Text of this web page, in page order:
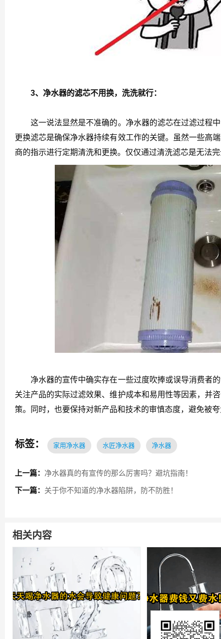
3、净水器的滤芯不用换，洗洗就行：
这一说法显然是不准确的。净水器的滤芯在过滤过程中
更换滤芯是确保净水器持续有效工作的关键。虽然一些高
商的指示进行定期清洗和更换。仅仅通过清洗滤芯是无法
净水器的宣传中确实存在一些过度吹捧或误导消费者的
关注产品的实际过滤效果、维护成本和易用性等因素，并
策。同时，也要保持对新产品和技术的审慎态度，避免被
标签： 家用净水器 水匠净水器 净水器
上一篇： 净水器真的有宣传的那么厉害吗？避坑指南！
下一篇： 关于你不知道的净水器陷阱，防不防胜！
相关内容